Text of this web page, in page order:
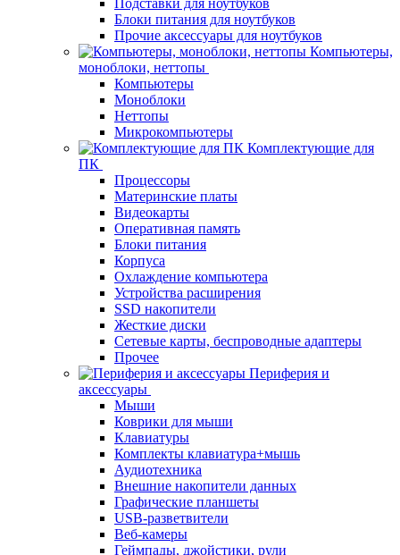
Блоки питания для ноутбуков
Прочие аксессуары для ноутбуков
Компьютеры,
моноблоки, неттопы
Компьютеры
Моноблоки
Неттопы
Микрокомпьютеры
Комплектующие для
ПК
Процессоры
Материнские платы
Видеокарты
Оперативная память
Блоки питания
Корпуса
Охлаждение компьютера
Устройства расширения
SSD накопители
Жесткие диски
Сетевые карты, беспроводные адаптеры
Прочее
Периферия и
аксессуары
Мыши
Коврики для мыши
Клавиатуры
Комплекты клавиатура+мышь
Аудиотехника
Внешние накопители данных
Графические планшеты
USB-разветвители
Веб-камеры
Геймпады, джойстики, рули